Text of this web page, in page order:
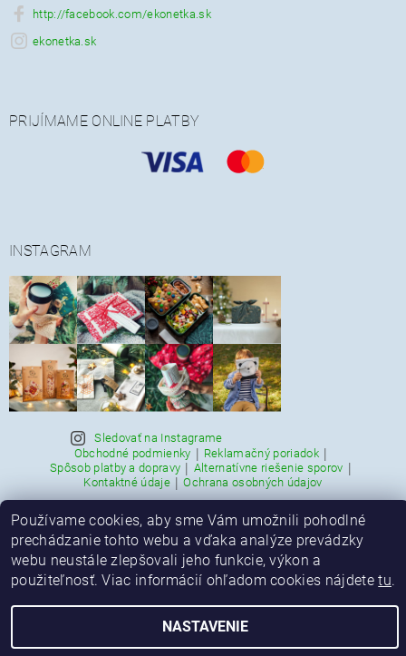
http://facebook.com/ekonetka.sk
ekonetka.sk
PRIJÍMAME ONLINE PLATBY
INSTAGRAM
Sledovať na Instagrame
Obchodné podmienky | Reklamačný poriadok |
Spôsob platby a dopravy | Alternatívne riešenie sporov |
Kontaktné údaje | Ochrana osobných údajov
2026 © ekonetka, všetky práva vyhradenéUpraviť nastavenie cookies
Vytvoril Shoptet
Používame cookies, aby sme Vám umožnili pohodlné
prechádzanie tohto webu a vďaka analýze prevádzky
webu neustále zlepšovali jeho funkcie, výkon a
použiteľnosť. Viac informácií ohľadom cookies nájdetetu.
NASTAVENIE